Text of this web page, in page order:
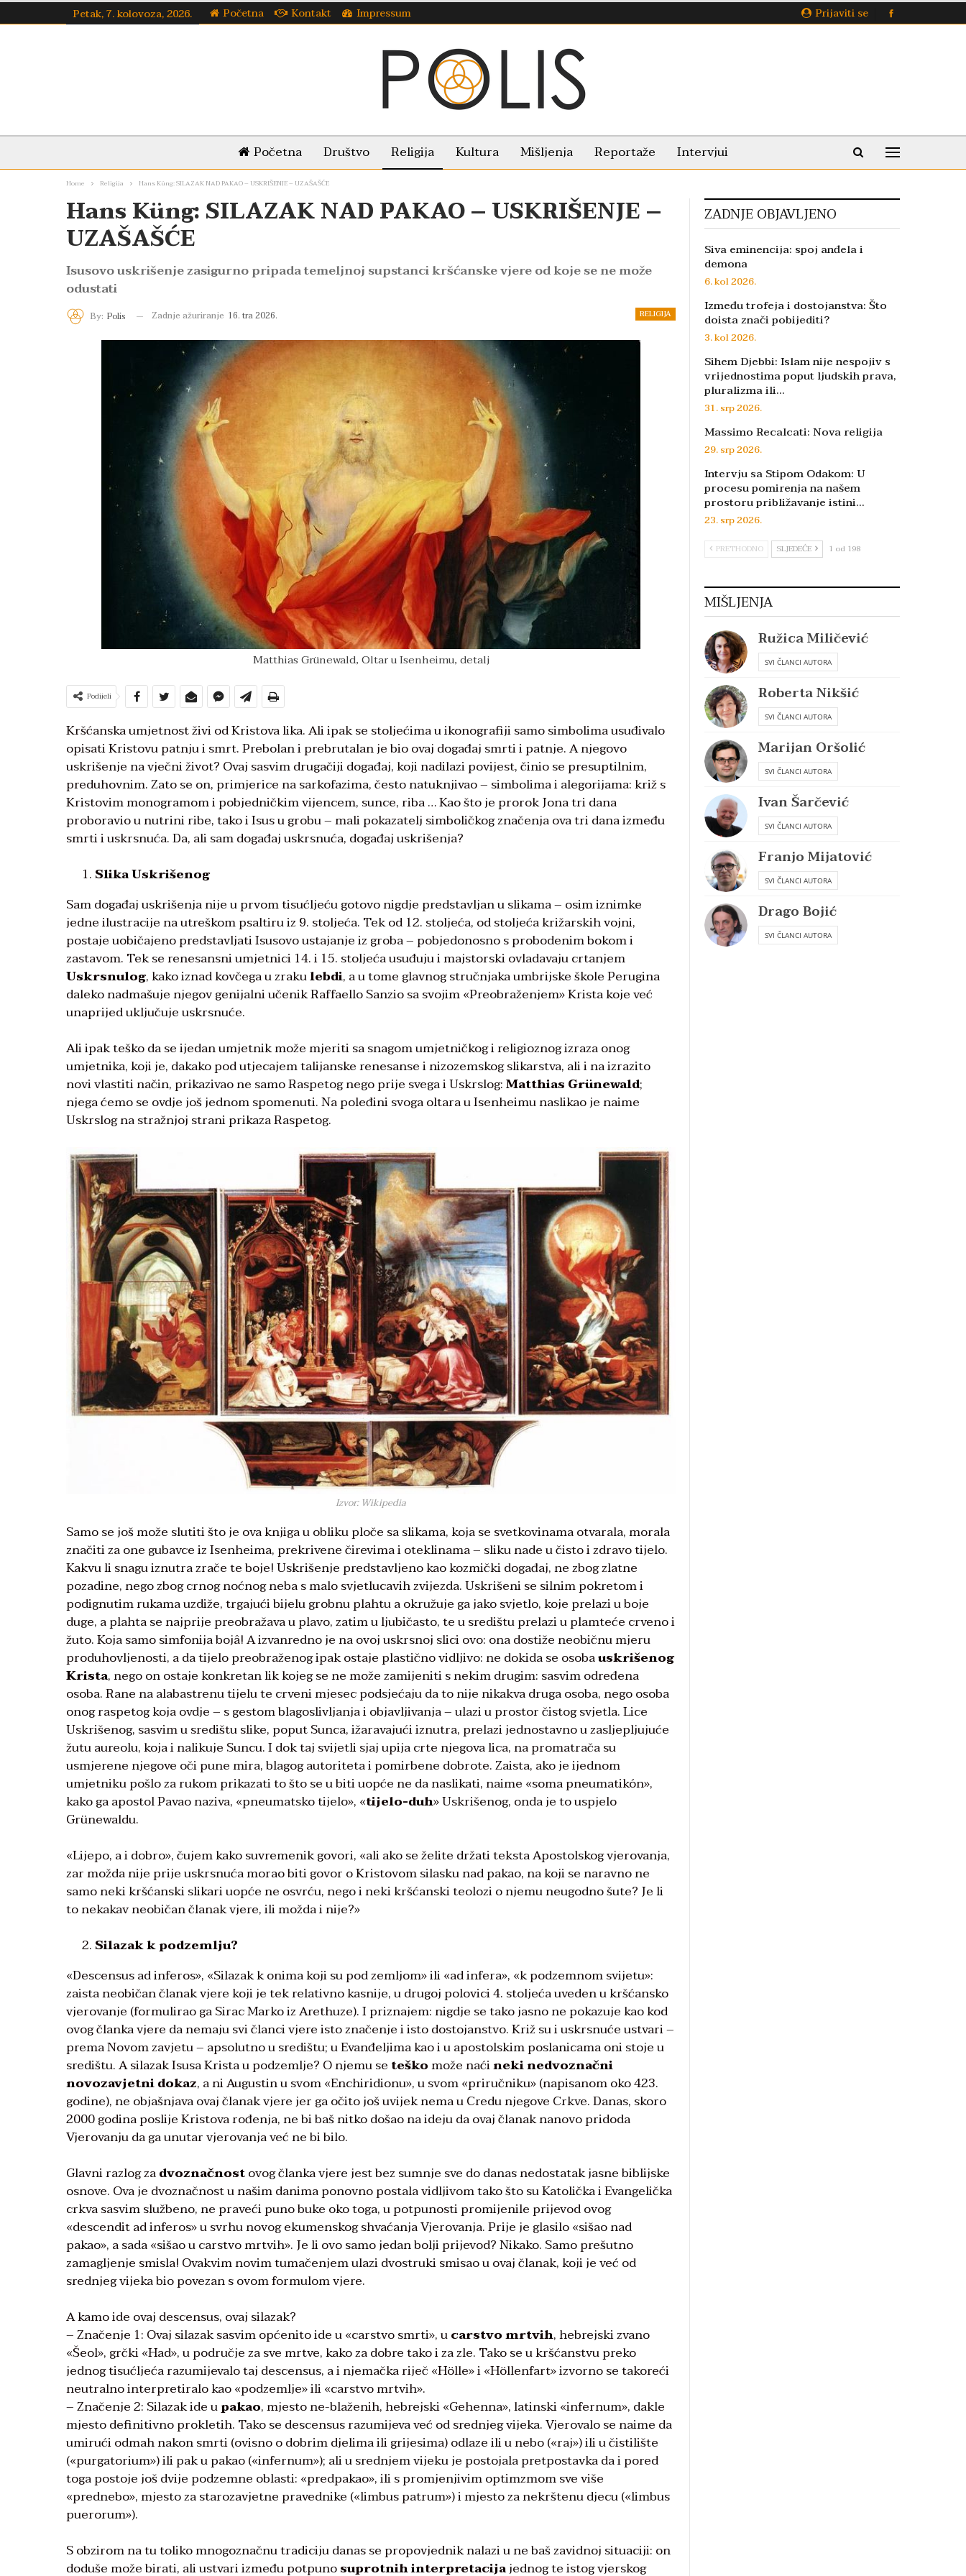
Prijaviti se
Petak, 7. kolovoza, 2026. Početna Kontakt Impressum
Početna Društvo Religija Kultura Mišljenja Reportaže Intervjui
Home Religija Hans Küng: SILAZAK NAD PAKAO – USKRIŠENJE – UZAŠAŠĆE
Hans Küng: SILAZAK NAD PAKAO – USKRIŠENJE –
UZAŠAŠĆE
Isusovo uskrišenje zasigurno pripada temeljnoj supstanci kršćanske vjere od koje se ne može
odustati
RELIGIJA
By: Polis Zadnje ažuriranje 16. tra 2026.
Matthias Grünewald, Oltar u Isenheimu, detalj
Podijeli
Kršćanska umjetnost živi od Kristova lika. Ali ipak se stoljećima u ikonografiji samo simbolima usuđivalo
opisati Kristovu patnju i smrt. Prebolan i prebrutalan je bio ovaj događaj smrti i patnje. A njegovo
uskrišenje na vječni život? Ovaj sasvim drugačiji događaj, koji nadilazi povijest, činio se presuptilnim,
preduhovnim. Zato se on, primjerice na sarkofazima, često natuknjivao – simbolima i alegorijama: križ s
Kristovim monogramom i pobjedničkim vijencem, sunce, riba … Kao što je prorok Jona tri dana
proboravio u nutrini ribe, tako i Isus u grobu – mali pokazatelj simboličkog značenja ova tri dana između
smrti i uskrsnuća. Da, ali sam događaj uskrsnuća, događaj uskrišenja?
Slika Uskrišenog
Sam događaj uskrišenja nije u prvom tisućljeću gotovo nigdje predstavljan u slikama – osim iznimke
jedne ilustracije na utreškom psaltiru iz 9. stoljeća. Tek od 12. stoljeća, od stoljeća križarskih vojni,
postaje uobičajeno predstavljati Isusovo ustajanje iz groba – pobjedonosno s probodenim bokom i
zastavom. Tek se renesansni umjetnici 14. i 15. stoljeća usuđuju i majstorski ovladavaju crtanjem
Uskrsnulog, kako iznad kovčega u zrakulebdi, a u tome glavnog stručnjaka umbrijske škole Perugina
daleko nadmašuje njegov genijalni učenik Raffaello Sanzio sa svojim «Preobraženjem» Krista koje već
unaprijed uključuje uskrsnuće.
Ali ipak teško da se ijedan umjetnik može mjeriti sa snagom umjetničkog i religioznog izraza onog
umjetnika, koji je, dakako pod utjecajem talijanske renesanse i nizozemskog slikarstva, ali i na izrazito
novi vlastiti način, prikazivao ne samo Raspetog nego prije svega i Uskrslog:Matthias Grünewald;
njega ćemo se ovdje još jednom spomenuti. Na poleđini svoga oltara u Isenheimu naslikao je naime
Uskrslog na stražnjoj strani prikaza Raspetog.
Izvor: Wikipedia
Samo se još može slutiti što je ova knjiga u obliku ploče sa slikama, koja se svetkovinama otvarala, morala
značiti za one gubavce iz Isenheima, prekrivene čirevima i oteklinama – sliku nade u čisto i zdravo tijelo.
Kakvu li snagu iznutra zrače te boje! Uskrišenje predstavljeno kao kozmički događaj, ne zbog zlatne
pozadine, nego zbog crnog noćnog neba s malo svjetlucavih zvijezda. Uskrišeni se silnim pokretom i
podignutim rukama uzdiže, trgajući bijelu grobnu plahtu a okružuje ga jako svjetlo, koje prelazi u boje
duge, a plahta se najprije preobražava u plavo, zatim u ljubičasto, te u središtu prelazi u plamteće crveno i
žuto. Koja samo simfonija bojâ! A izvanredno je na ovoj uskrsnoj slici ovo: ona dostiže neobičnu mjeru
produhovljenosti, a da tijelo preobraženog ipak ostaje plastično vidljivo: ne dokida se osobauskrišenog
Krista, nego on ostaje konkretan lik kojeg se ne može zamijeniti s nekim drugim: sasvim određena
osoba. Rane na alabastrenu tijelu te crveni mjesec podsjećaju da to nije nikakva druga osoba, nego osoba
onog raspetog koja ovdje – s gestom blagoslivljanja i objavljivanja – ulazi u prostor čistog svjetla. Lice
Uskrišenog, sasvim u središtu slike, poput Sunca, ižaravajući iznutra, prelazi jednostavno u zasljepljujuće
žutu aureolu, koja i nalikuje Suncu. I dok taj svijetli sjaj upija crte njegova lica, na promatrača su
usmjerene njegove oči pune mira, blagog autoriteta i pomirbene dobrote. Zaista, ako je ijednom
umjetniku pošlo za rukom prikazati to što se u biti uopće ne da naslikati, naime «soma pneumatikón»,
kako ga apostol Pavao naziva, «pneumatsko tijelo», «tijelo-duh» Uskrišenog, onda je to uspjelo
Grünewaldu.
«Lijepo, a i dobro», čujem kako suvremenik govori, «ali ako se želite držati teksta Apostolskog vjerovanja,
zar možda nije prije uskrsnuća morao biti govor o Kristovom silasku nad pakao, na koji se naravno ne
samo neki kršćanski slikari uopće ne osvrću, nego i neki kršćanski teolozi o njemu neugodno šute? Je li
to nekakav neobičan članak vjere, ili možda i nije?»
Silazak k podzemlju?
«Descensus ad inferos», «Silazak k onima koji su pod zemljom» ili «ad infera», «k podzemnom svijetu»:
zaista neobičan članak vjere koji je tek relativno kasnije, u drugoj polovici 4. stoljeća uveden u kršćansko
vjerovanje (formulirao ga Sirac Marko iz Arethuze). I priznajem: nigdje se tako jasno ne pokazuje kao kod
ovog članka vjere da nemaju svi članci vjere isto značenje i isto dostojanstvo. Križ su i uskrsnuće ustvari –
prema Novom zavjetu – apsolutno u središtu; u Evanđeljima kao i u apostolskim poslanicama oni stoje u
središtu. A silazak Isusa Krista u podzemlje? O njemu se teškomože naćineki nedvoznačni
novozavjetni dokaz, a ni Augustin u svom «Enchiridionu», u svom «priručniku» (napisanom oko 423.
godine), ne objašnjava ovaj članak vjere jer ga očito još uvijek nema u Credu njegove Crkve. Danas, skoro
2000 godina poslije Kristova rođenja, ne bi baš nitko došao na ideju da ovaj članak nanovo pridoda
Vjerovanju da ga unutar vjerovanja već ne bi bilo.
Glavni razlog zadvoznačnostovog članka vjere jest bez sumnje sve do danas nedostatak jasne biblijske
osnove. Ova je dvoznačnost u našim danima ponovno postala vidljivom tako što su Katolička i Evangelička
crkva sasvim službeno, ne praveći puno buke oko toga, u potpunosti promijenile prijevod ovog
«descendit ad inferos» u svrhu novog ekumenskog shvaćanja Vjerovanja. Prije je glasilo «sišao nad
pakao», a sada «sišao u carstvo mrtvih». Je li ovo samo jedan bolji prijevod? Nikako. Samo prešutno
zamagljenje smisla! Ovakvim novim tumačenjem ulazi dvostruki smisao u ovaj članak, koji je već od
srednjeg vijeka bio povezan s ovom formulom vjere.
A kamo ide ovaj descensus, ovaj silazak?
– Značenje 1: Ovaj silazak sasvim općenito ide u «carstvo smrti», ucarstvo mrtvih, hebrejski zvano
«Šeol», grčki «Had», u područje za sve mrtve, kako za dobre tako i za zle. Tako se u kršćanstvu preko
jednog tisućljeća razumijevalo taj descensus, a i njemačka riječ «Hölle» i «Höllenfart» izvorno se takoreći
neutralno interpretiralo kao «podzemlje» ili «carstvo mrtvih».
– Značenje 2: Silazak ide upakao, mjesto ne-blaženih, hebrejski «Gehenna», latinski «infernum», dakle
mjesto definitivno prokletih. Tako se descensus razumijeva već od srednjeg vijeka. Vjerovalo se naime da
umirući odmah nakon smrti (ovisno o dobrim djelima ili grijesima) odlaze ili u nebo («raj») ili u čistilište
(«purgatorium») ili pak u pakao («infernum»); ali u srednjem vijeku je postojala pretpostavka da i pored
toga postoje još dvije podzemne oblasti: «predpakao», ili s promjenjivim optimzmom sve više
«prednebo», mjesto za starozavjetne pravednike («limbus patrum») i mjesto za nekrštenu djecu («limbus
puerorum»).
S obzirom na tu toliko mnogoznačnu tradiciju danas se propovjednik nalazi u ne baš zavidnoj situaciji: on
doduše može birati, ali ustvari između potpunosuprotnih interpretacijajednog te istog vjerskog
ZADNJE OBJAVLJENO
Siva eminencija: spoj anđela i
demona
6. kol 2026.
Između trofeja i dostojanstva: Što
doista znači pobijediti?
3. kol 2026.
Sihem Djebbi: Islam nije nespojiv s
vrijednostima poput ljudskih prava,
pluralizma ili…
31. srp 2026.
Massimo Recalcati: Nova religija
29. srp 2026.
Intervju sa Stipom Odakom: U
procesu pomirenja na našem
prostoru približavanje istini…
23. srp 2026.
PRETHODNO SLJEDEĆE 1 od 198
MIŠLJENJA
Ružica Miličević
SVI ČLANCI AUTORA
Roberta Nikšić
SVI ČLANCI AUTORA
Marijan Oršolić
SVI ČLANCI AUTORA
Ivan Šarčević
SVI ČLANCI AUTORA
Franjo Mijatović
SVI ČLANCI AUTORA
Drago Bojić
SVI ČLANCI AUTORA